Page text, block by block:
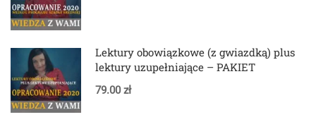
Lektury obowiązkowe (z gwiazdką) plus
lektury uzupełniające – PAKIET
79.00 zł